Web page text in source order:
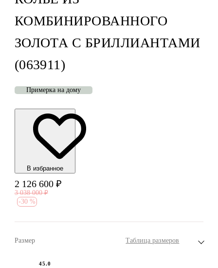
КОМБИНИРОВАННОГО
ЗОЛОТА С БРИЛЛИАНТАМИ
(063911)
Примерка на дому
В избранноe
2 126 600 ₽
3 038 000 ₽
-30 %
Размер Таблица размеров
45.0